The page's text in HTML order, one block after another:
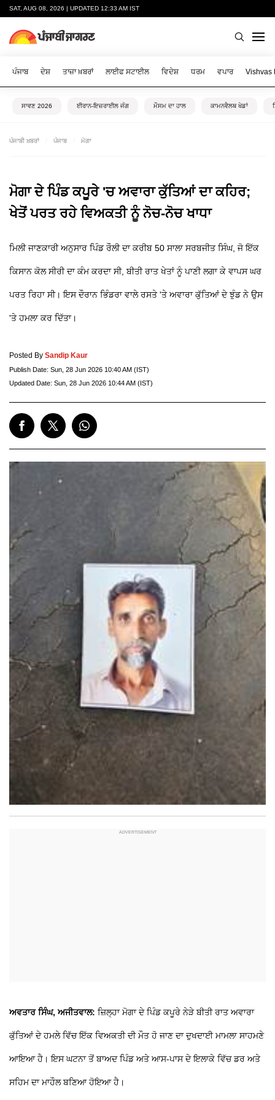
SAT, AUG 08, 2026 | UPDATED 12:33 AM IST
ਪੰਜਾਬ ਦੇਸ਼ ਤਾਜ਼ਾ ਖ਼ਬਰਾਂ ਲਾਈਫ ਸਟਾਈਲ ਵਿਦੇਸ਼ ਧਰਮ ਵਪਾਰ Vishvas
ਸਾਵਣ 2026 ਈਰਾਨ-ਇਜ਼ਰਾਈਲ ਜੰਗ ਮੌਸਮ ਦਾ ਹਾਲ ਕਾਮਨਵੈਲਥ ਖੇਡਾਂ
ਪੰਜਾਬੀ ਖ਼ਬਰਾਂ ਪੰਜਾਬ ਮੋਗਾ
ਮੋਗਾ ਦੇ ਪਿੰਡ ਕਪੂਰੇ 'ਚ ਅਵਾਰਾ ਕੁੱਤਿਆਂ ਦਾ ਕਹਿਰ;
ਖੇਤੋਂ ਪਰਤ ਰਹੇ ਵਿਅਕਤੀ ਨੂੰ ਨੋਚ-ਨੋਚ ਖਾਧਾ
ਮਿਲੀ ਜਾਣਕਾਰੀ ਅਨੁਸਾਰ ਪਿੰਡ ਰੌਲੀ ਦਾ ਕਰੀਬ 50 ਸਾਲਾ ਸਰਬਜੀਤ ਸਿੰਘ, ਜੋ ਇੱਕ
ਕਿਸਾਨ ਕੋਲ ਸੀਰੀ ਦਾ ਕੰਮ ਕਰਦਾ ਸੀ, ਬੀਤੀ ਰਾਤ ਖੇਤਾਂ ਨੂੰ ਪਾਣੀ ਲਗਾ ਕੇ ਵਾਪਸ ਘਰ
ਪਰਤ ਰਿਹਾ ਸੀ। ਇਸ ਦੌਰਾਨ ਭਿੰਡਰਾ ਵਾਲੇ ਰਸਤੇ 'ਤੇ ਅਵਾਰਾ ਕੁੱਤਿਆਂ ਦੇ ਝੁੰਡ ਨੇ ਉਸ
'ਤੇ ਹਮਲਾ ਕਰ ਦਿੱਤਾ।
Posted By Sandip Kaur
Publish Date: Sun, 28 Jun 2026 10:40 AM (IST)
Updated Date: Sun, 28 Jun 2026 10:44 AM (IST)
ਅਵਤਾਰ ਸਿੰਘ, ਅਜੀਤਵਾਲ: ਜ਼ਿਲ੍ਹਾ ਮੋਗਾ ਦੇ ਪਿੰਡ ਕਪੂਰੇ ਨੇੜੇ ਬੀਤੀ ਰਾਤ ਅਵਾਰਾ
ਕੁੱਤਿਆਂ ਦੇ ਹਮਲੇ ਵਿੱਚ ਇੱਕ ਵਿਅਕਤੀ ਦੀ ਮੌਤ ਹੋ ਜਾਣ ਦਾ ਦੁਖਦਾਈ ਮਾਮਲਾ ਸਾਹਮਣੇ
ਆਇਆ ਹੈ। ਇਸ ਘਟਨਾ ਤੋਂ ਬਾਅਦ ਪਿੰਡ ਅਤੇ ਆਸ-ਪਾਸ ਦੇ ਇਲਾਕੇ ਵਿੱਚ ਡਰ ਅਤੇ
ਸਹਿਮ ਦਾ ਮਾਹੌਲ ਬਣਿਆ ਹੋਇਆ ਹੈ।